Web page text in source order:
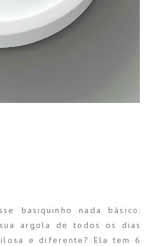
basiquinho nada básico:
argola de todos os dias
e diferente? Ela tem 6